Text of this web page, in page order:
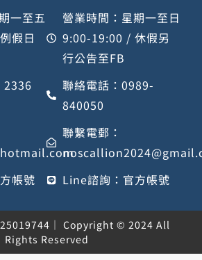
一至五
假日
2336
帳號
營業時間：星期一至日
9:00-19:00 / 休假另
行公告至FB
聯絡電話：0989-
840050
聯繫電郵：
Line諮詢：官方帳號
｜ Copyright © 2024 All
Rights Reserved